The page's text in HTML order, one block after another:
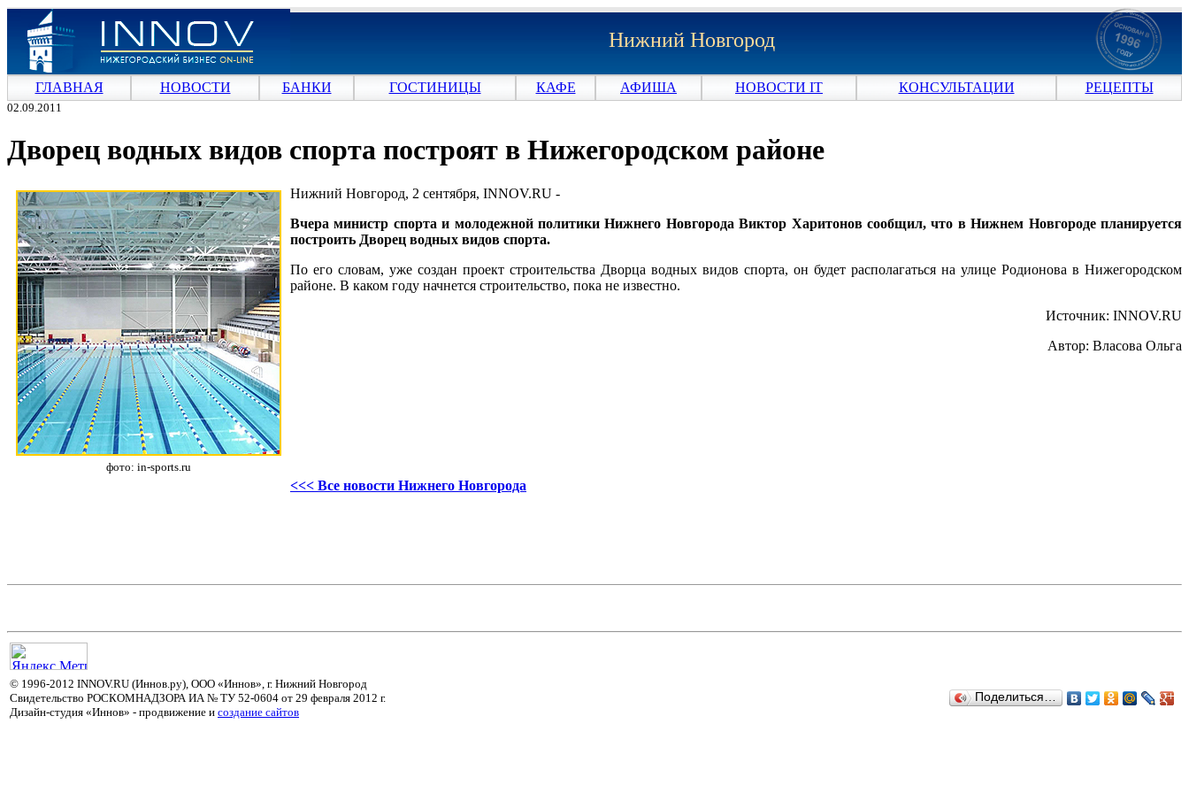
Нижний Новгород
ГЛАВНАЯ НОВОСТИ БАНКИ ГОСТИНИЦЫ КАФЕ АФИША НОВОСТИ IT КОНСУЛЬТАЦИИ РЕЦЕПТЫ
02.09.2011
Дворец водных видов спорта построят в Нижегородском районе
фото: in-sports.ru
Нижний Новгород, 2 сентября, INNOV.RU -
Вчера министр спорта и молодежной политики Нижнего Новгорода Виктор Харитонов сообщил, что в Нижнем Новгороде планируется
построить Дворец водных видов спорта.
По его словам, уже создан проект строительства Дворца водных видов спорта, он будет располагаться на улице Родионова в Нижегородском
районе. В каком году начнется строительство, пока не известно.
Источник: INNOV.RU
Автор: Власова Ольга
<<< Все новости Нижнего Новгорода
© 1996-2012 INNOV.RU (Иннов.ру), ООО «Иннов», г. Нижний Новгород
Свидетельство РОСКОМНАДЗОРА ИА № ТУ 52-0604 от 29 февраля 2012 г.
Дизайн-студия «Иннов» - продвижение и cоздание сайтов
Поделиться…